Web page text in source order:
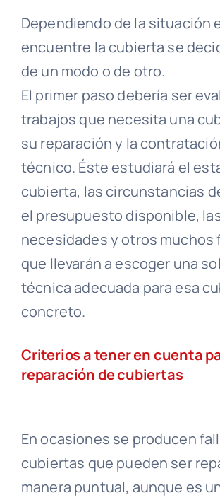
Dependiendo de la situación
encuentre la cubierta se
de un modo o de otro.
El primer paso debería ser
trabajos que necesita una
su reparación y la
técnico. Éste estudiará el
cubierta, las circunstancias
el presupuesto disponible,
necesidades y otros muchos
que llevarán a escoger una
técnica adecuada para esa
concreto.
Criterios a tener en cuenta
reparación de cubiertas
En ocasiones se producen
cubiertas que pueden ser
manera puntual, aunque es